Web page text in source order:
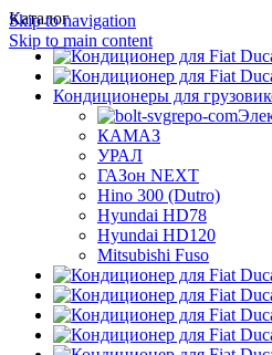
Skip to navigation
Skip to main content
Каталог
Кондиционеры для
КАМАЗ
УРАЛ
ГАЗон NEXT
Hino 300 (Dutro)
Hyundai HD78
Hyundai HD120
Mitsubishi Fuso